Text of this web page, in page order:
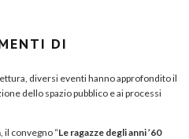
DI
diversi eventi hanno approfondito il
dello spazio pubblico e ai processi
, il convegno “Le ragazze degli anni ’60